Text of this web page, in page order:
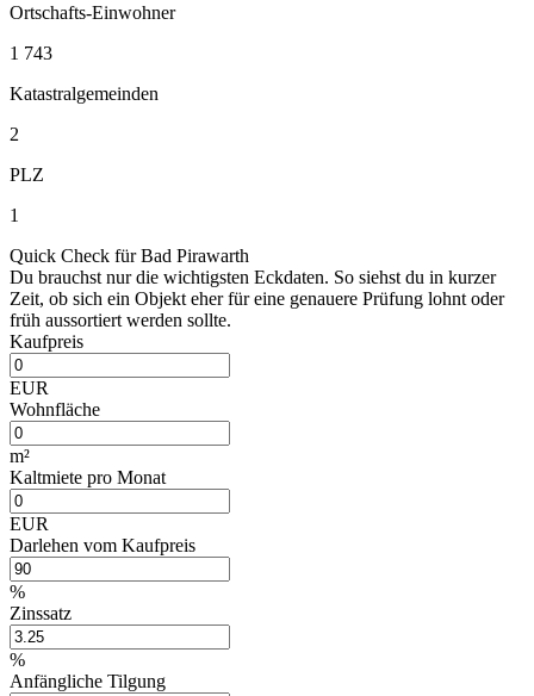
Ortschafts-Einwohner
1 743
Katastralgemeinden
2
PLZ
1
Quick Check für Bad Pirawarth
Du brauchst nur die wichtigsten Eckdaten. So siehst du in kurzer
Zeit, ob sich ein Objekt eher für eine genauere Prüfung lohnt oder
früh aussortiert werden sollte.
Kaufpreis
EUR
Wohnfläche
m²
Kaltmiete pro Monat
EUR
Darlehen vom Kaufpreis
%
Zinssatz
%
Anfängliche Tilgung